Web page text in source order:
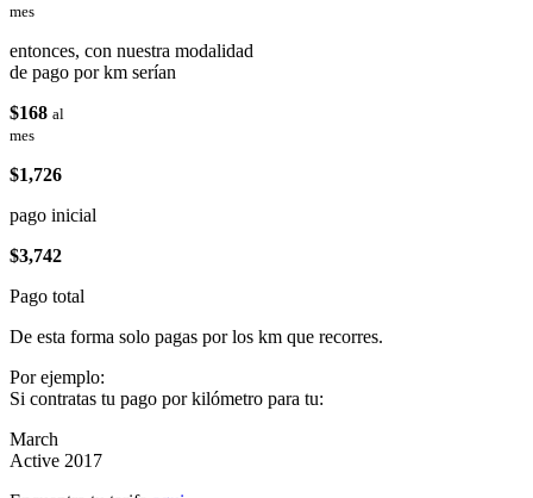
mes
entonces, con nuestra modalidad
de pago por km serían
$168 al
mes
$1,726
pago inicial
$3,742
Pago total
De esta forma solo pagas por los km que recorres.
Por ejemplo:
Si contratas tu pago por kilómetro para tu:
March
Active 2017